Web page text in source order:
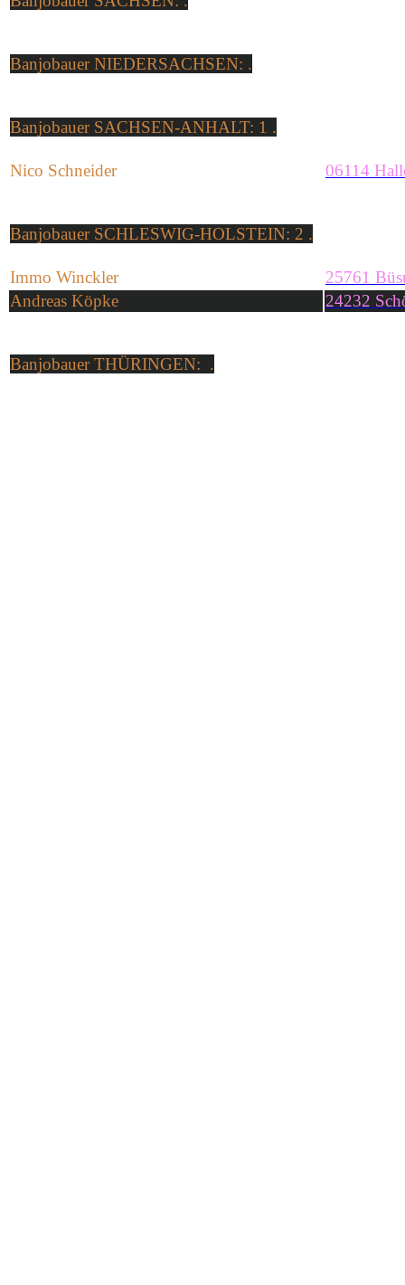
Banjobauer NIEDERSACHSEN: .
Banjobauer SACHSEN-ANHALT: 1 .
Nico Schneider 06114
Banjobauer SCHLESWIG-HOLSTEIN: 2 .
Immo Winckler
25761
Andreas Köpke
24232
Banjobauer THÜRINGEN: .